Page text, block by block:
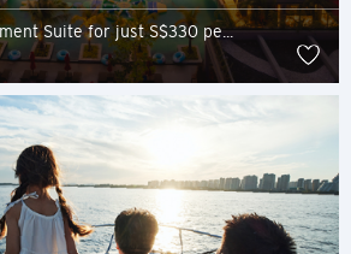
Suite for just S$330 pe...
확인